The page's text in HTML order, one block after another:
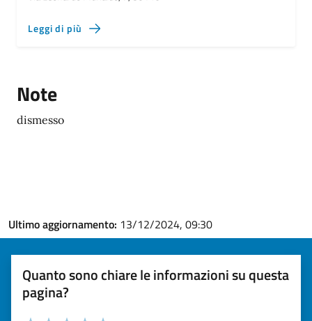
Leggi di più
Note
dismesso
Ultimo aggiornamento: 13/12/2024, 09:30
Quanto sono chiare le informazioni su questa
pagina?